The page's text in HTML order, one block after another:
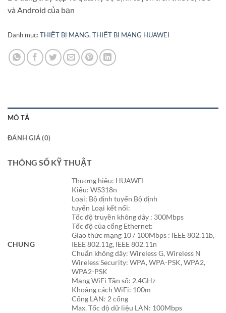
và Android của bạn
Danh mục:THIẾT BỊ MẠNG, THIẾT BỊ MẠNG HUAWEI
MÔ TẢ
ĐÁNH GIÁ (0)
THÔNG SỐ KỸ THUẬT
CHUNG
Thương hiệu: HUAWEI
Kiểu: WS318n
Loại: Bộ định tuyến Bộ định
tuyến Loại kết nối:
Tốc độ truyền không dây : 300Mbps
Tốc độ của cổng Ethernet:
Giao thức mạng 10 / 100Mbps : IEEE 802.11b,
IEEE 802.11g, IEEE 802.11n
Chuẩn không dây: Wireless G, Wireless N
Wireless Security: WPA, WPA-PSK, WPA2,
WPA2-PSK
Mạng WiFi Tần số: 2.4GHz
Khoảng cách WiFi: 100m
Cổng LAN: 2 cổng
Max. Tốc độ dữ liệu LAN: 100Mbps